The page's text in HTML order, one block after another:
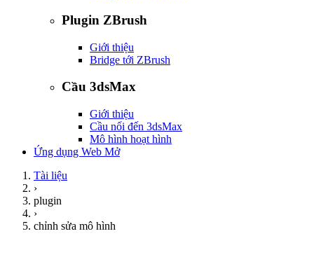
Plugin ZBrush
Giới thiệu
Bridge tới ZBrush
Cầu 3dsMax
Giới thiệu
Cầu nối đến 3dsMax
Mô hình hoạt hình
Ứng dụng Web Mở
Tài liệu
›
plugin
›
chỉnh sửa mô hình